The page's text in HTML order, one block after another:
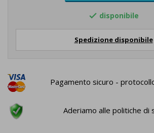
 disponibile
Spedizione disponibile
Pagamento sicuro -
Aderiamo alle politiche di